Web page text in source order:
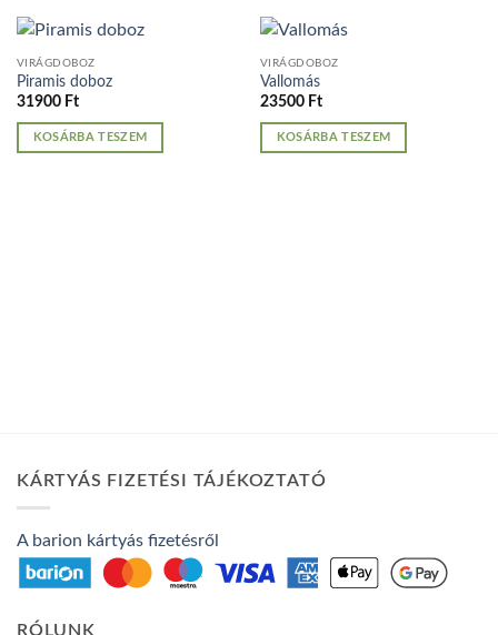
VIRÁGDOBOZ
Piramis doboz
31900 Ft
KOSÁRBA TESZEM
VIRÁGDOBOZ
Vallomás
23500 Ft
KOSÁRBA TESZEM
KÁRTYÁS FIZETÉSI TÁJÉKOZTATÓ
A barion kártyás fizetésről
RÓLUNK